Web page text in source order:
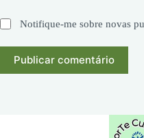
Notifique-me sobre novas
Publicar comentário